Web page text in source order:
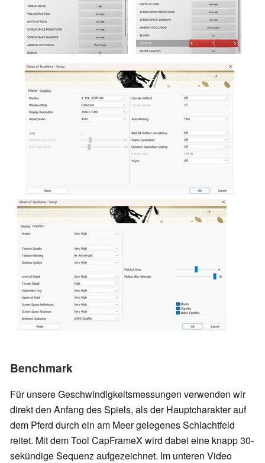
Benchmark
Für unsere Geschwindigkeitsmessungen verwenden wir
direkt den Anfang des Spiels, als der Hauptcharakter auf
dem Pferd durch ein am Meer gelegenes Schlachtfeld
reitet. Mit dem Tool CapFrameX wird dabei eine knapp 30-
sekündige Sequenz aufgezeichnet. Im unteren Video